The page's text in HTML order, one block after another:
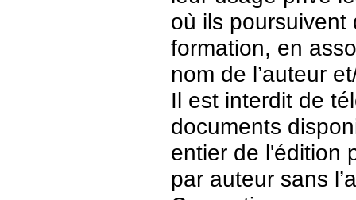
où ils
formation, en
nom de l’auteur
Il est interdit de
documents
entier de l'édition
par auteur sans